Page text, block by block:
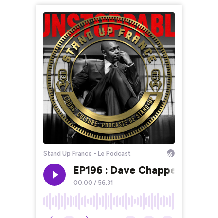
Stand Up France - Le Podcast
EP196 : Dave Chappelle seul
00:00 / 56:31